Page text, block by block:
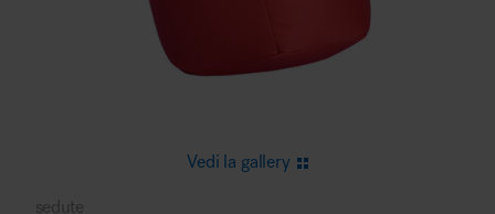
Area riunione e convegni
Vedi la gallery
sedute